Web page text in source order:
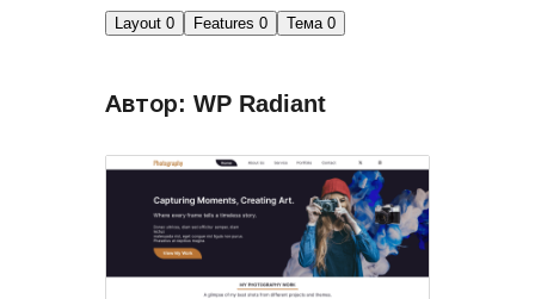
Layout 0 Features 0 Тема 0
Автор: WP Radiant